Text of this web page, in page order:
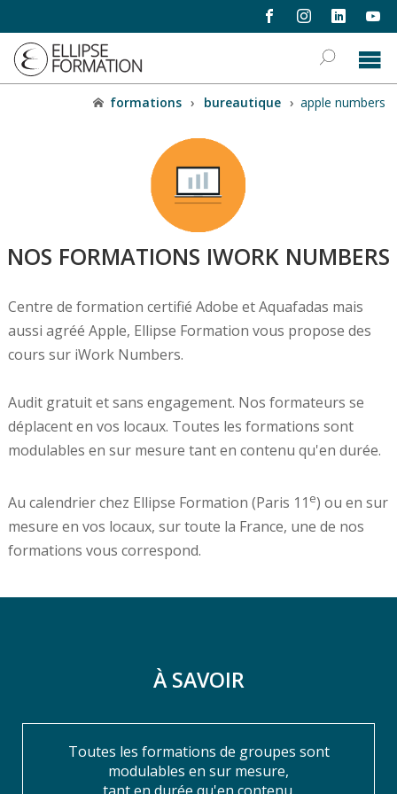
formations › bureautique › apple numbers
NOS FORMATIONS IWORK NUMBERS
Centre de formation certifié Adobe et Aquafadas mais
aussi agréé Apple, Ellipse Formation vous propose des
cours sur iWork Numbers.
Audit gratuit et sans engagement. Nos formateurs se
déplacent en vos locaux. Toutes les formations sont
modulables en sur mesure tant en contenu qu'en durée.
Au calendrier chez Ellipse Formation (Paris 11 e) ou en sur
mesure en vos locaux, sur toute la France, une de nos
formations vous correspond.
À SAVOIR
Toutes les formations de groupes sont
modulables en sur mesure,